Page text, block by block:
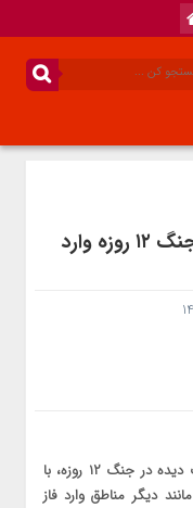
ستاد بازسازی املاک آسیب‌دیده جنگ ۱۲ روزه وارد
همزمان با آغاز فاز جدید بازسازی نقاط آسیب دیده در جنگ ۱۲ روزه، با
دستور شهردار تهران ستاد بازسازی منطقه۸ مانند دیگر مناطق وارد فاز